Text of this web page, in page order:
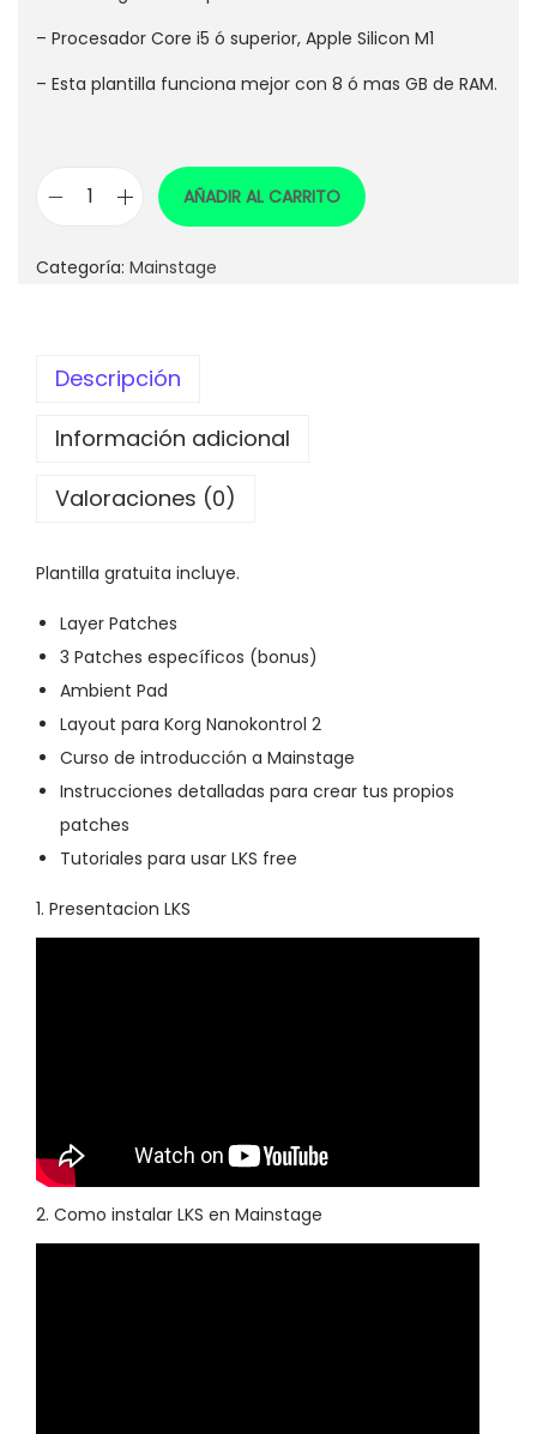
– Procesador Core i5 ó superior, Apple Silicon M1
– Esta plantilla funciona mejor con 8 ó mas GB de RAM.
S
0
2
a
n
s
t
a
g
e
c
a
n
i
AÑADIR AL CARRITO
Categoría: Mainstage
Descripción
Información adicional
Valoraciones (0)
Plantilla gratuita incluye.
Layer Patches
3 Patches específicos (bonus)
Ambient Pad
Layout para Korg Nanokontrol 2
Curso de introducción a Mainstage
Instrucciones detalladas para crear tus propios
patches
Tutoriales para usar LKS free
1. Presentacion LKS
2. Como instalar LKS en Mainstage